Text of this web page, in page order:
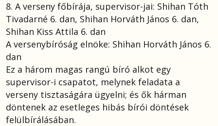
8. A verseny főbírája, supervisor-jai: Shihan Tóth
Tivadarné 6. dan, Shihan Horváth János 6. dan,
Shihan Kiss Attila 6. dan
A versenybíróság elnöke: Shihan Horváth János 6.
dan
Ez a három magas rangú bíró alkot egy
supervisor-i csapatot, melynek feladata a
verseny tisztaságára ügyelni; és ők hárman
döntenek az esetleges hibás bírói döntések
felülbírálásában.